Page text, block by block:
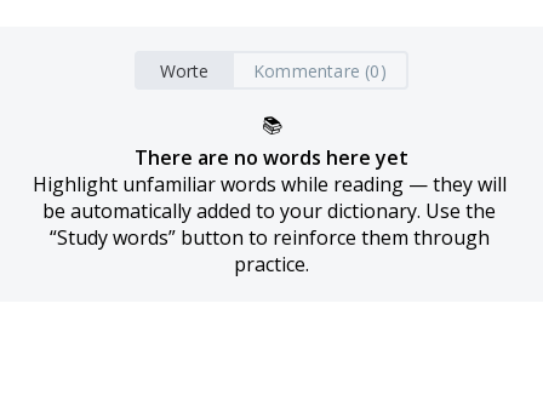
Worte Kommentare (0)
📚
There are no words here yet
Highlight unfamiliar words while reading — they will
be automatically added to your dictionary. Use the
“Study words” button to reinforce them through
practice.